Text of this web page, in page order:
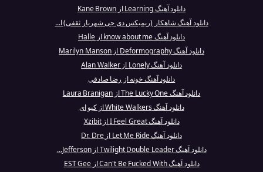
دانلود آهنگ Learning از Kane Brown
دانلود آهنگ شاهکار (ریمیکس دی جی شهریار ثقفی) ا...
دانلود آهنگ know about me از Halle
دانلود آهنگ Deformography از Marilyn Manson
دانلود آهنگ Lonely از Alan Walker
دانلود آهنگ خونه از رضا صادقی
دانلود آهنگ The Lucky One از Laura Branigan
دانلود آهنگ White Walkers از کیو ای
دانلود آهنگ I Feel Great از Xzibit
دانلود آهنگ Let Me Ride از Dr. Dre
دانلود آهنگ Twilight Double Leader از Jefferson...
دانلود آهنگ Can't Be Fucked With از EST Gee